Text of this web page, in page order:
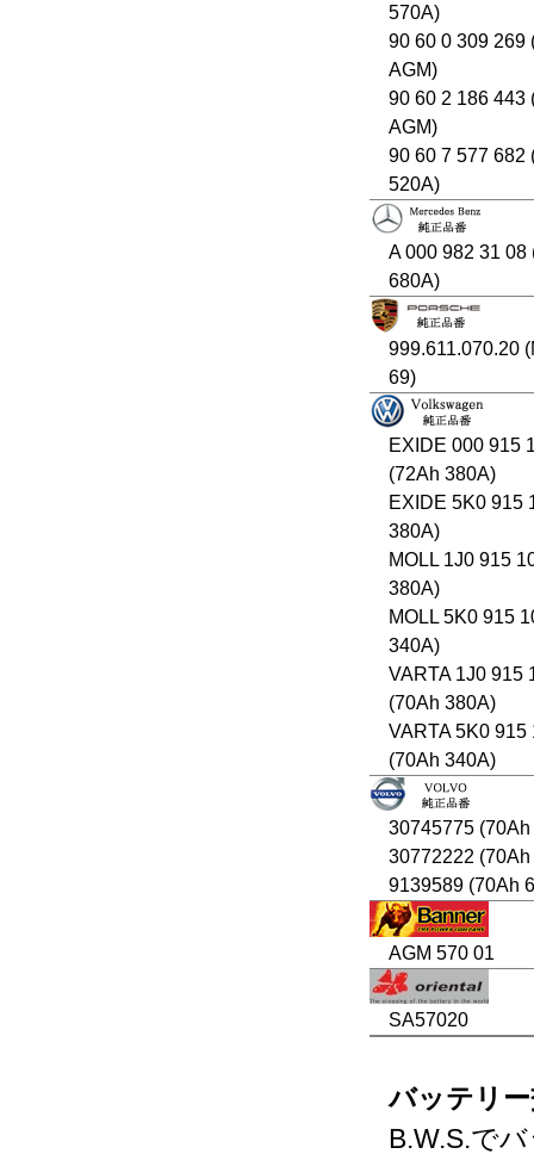
570A)
90 60 0 309 269
AGM)
90 60 2 186 443
AGM)
90 60 7 577 682
520A)
A 000 982 31 08
680A)
999.611.070.20
69)
EXIDE 000 915
(72Ah 380A)
EXIDE 5K0 915
380A)
MOLL 1J0 915
380A)
MOLL 5K0 915
340A)
VARTA 1J0 915
(70Ah 380A)
VARTA 5K0 915
(70Ah 340A)
30745775
30772222
9139589 (70Ah
AGM 570 01
SA57020
バッテリ
B.W.S.で